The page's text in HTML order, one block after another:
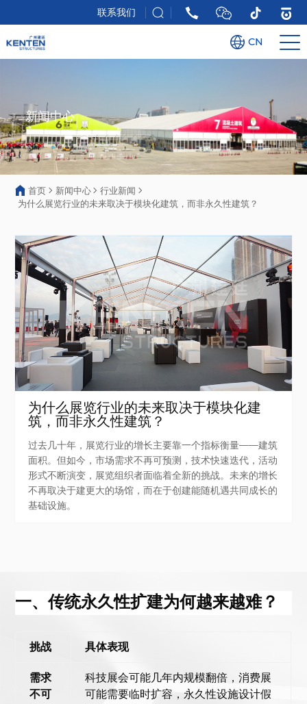
联系我们
CN
新闻中心
首页 新闻中心
行业新闻
为什么展览行业的未来取决于模块化建筑，而非永久性建筑？
为什么展览行业的未来取决于模块化建
筑，而非永久性建筑？
过去几十年，展览行业的增长主要靠一个指标衡量——建筑
面积。但如今，市场需求不再可预测，技术快速迭代，活动
形式不断演变，展览组织者面临着全新的挑战。未来的增长
不再取决于建更大的场馆，而在于创建能随机遇共同成长的
基础设施。
一、传统永久性扩建为何越来越难？
挑战 具体表现
需求
不可
科技展会可能几年内规模翻倍，消费展
可能需要临时扩容，永久性设施设计假